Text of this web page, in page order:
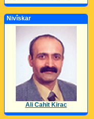
Nivîskar
Ali Cahit Kirac